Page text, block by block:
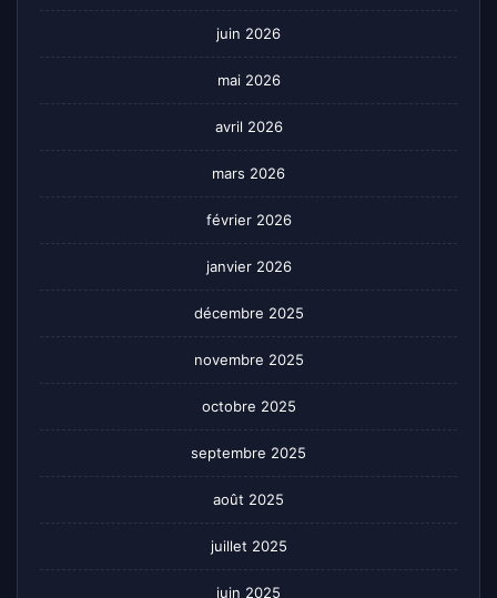
juin 2026
mai 2026
avril 2026
mars 2026
février 2026
janvier 2026
décembre 2025
novembre 2025
octobre 2025
septembre 2025
août 2025
juillet 2025
juin 2025